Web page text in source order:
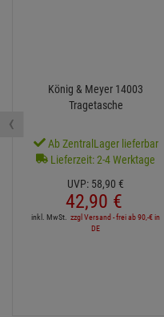
König & Meyer 14003
Tragetasche
Ab ZentralLager lieferbar
Lieferzeit: 2-4 Werktage
UVP: 58,90 €
42,90 €
inkl. MwSt. zzgl Versand - frei ab 90,-€ in
DE
‹